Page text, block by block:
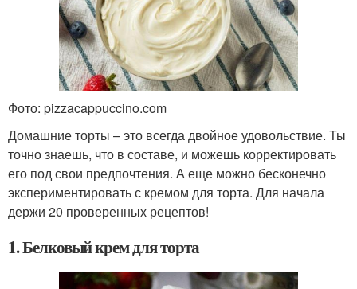
Фото: pizzacappuccino.com
Домашние торты – это всегда двойное удовольствие. Ты
точно знаешь, что в составе, и можешь корректировать
его под свои предпочтения. А еще можно бесконечно
экспериментировать с кремом для торта. Для начала
держи 20 проверенных рецептов!
1. Белковый крем для торта